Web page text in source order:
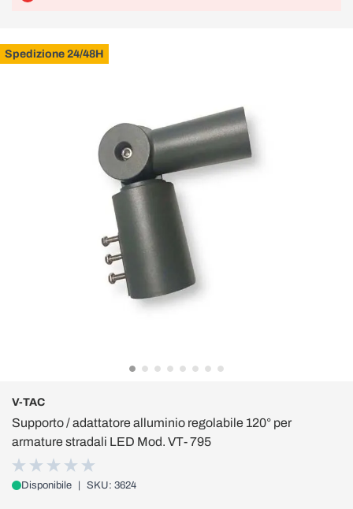
Spedizione 24/48H
V-TAC
Supporto / adattatore alluminio regolabile 120° per
armature stradali LED Mod. VT- 795
Disponibile SKU: 3624